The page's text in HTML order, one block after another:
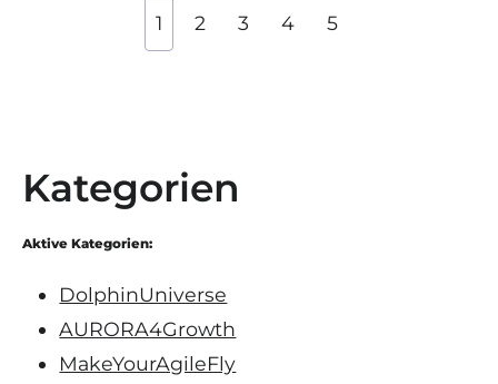
1 2 3 4 5
Kategorien
Aktive Kategorien:
DolphinUniverse
AURORA4Growth
MakeYourAgileFly